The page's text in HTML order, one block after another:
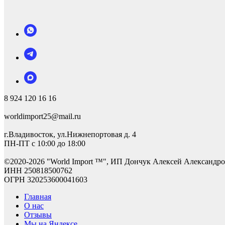
8 924 120 16 16
worldimport25@mail.ru
г.Владивосток, ул.Нижнепортовая д. 4
ПН-ПТ с 10:00 до 18:00
©2020-2026 "World Import ™", ИП Дончук Алексей
ИНН 250818500762
ОГРН 320253600041603
Главная
О нас
Отзывы